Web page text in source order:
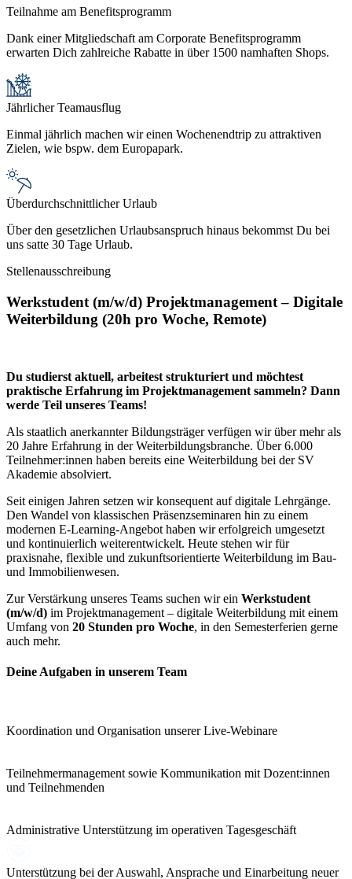
Teilnahme am Benefitsprogramm
Dank einer Mitgliedschaft am Corporate Benefitsprogramm
erwarten Dich zahlreiche Rabatte in über 1500 namhaften Shops.
Jährlicher Teamausflug
Einmal jährlich machen wir einen Wochenendtrip zu attraktiven
Zielen, wie bspw. dem Europapark.
Überdurchschnittlicher Urlaub
Über den gesetzlichen Urlaubsanspruch hinaus bekommst Du bei
uns satte 30 Tage Urlaub.
Stellenausschreibung
Werkstudent (m/w/d) Projektmanagement – Digitale
Weiterbildung (20h pro Woche, Remote)
Du studierst aktuell, arbeitest strukturiert und möchtest
praktische Erfahrung im Projektmanagement sammeln? Dann
werde Teil unseres Teams!
Als staatlich anerkannter Bildungsträger verfügen wir über mehr als
20 Jahre Erfahrung in der Weiterbildungsbranche. Über 6.000
Teilnehmer:innen haben bereits eine Weiterbildung bei der SV
Akademie absolviert.
Seit einigen Jahren setzen wir konsequent auf digitale Lehrgänge.
Den Wandel von klassischen Präsenzseminaren hin zu einem
modernen E-Learning-Angebot haben wir erfolgreich umgesetzt
und kontinuierlich weiterentwickelt. Heute stehen wir für
praxisnahe, flexible und zukunftsorientierte Weiterbildung im Bau-
und Immobilienwesen.
Zur Verstärkung unseres Teams suchen wir ein Werkstudent
(m/w/d) im Projektmanagement – digitale Weiterbildung mit einem
Umfang von 20 Stunden pro Woche, in den Semesterferien gerne
auch mehr.
Deine Aufgaben in unserem Team
Koordination und Organisation unserer Live-Webinare
Teilnehmermanagement sowie Kommunikation mit Dozent:innen
und Teilnehmenden
Administrative Unterstützung im operativen Tagesgeschäft
Unterstützung bei der Auswahl, Ansprache und Einarbeitung neuer